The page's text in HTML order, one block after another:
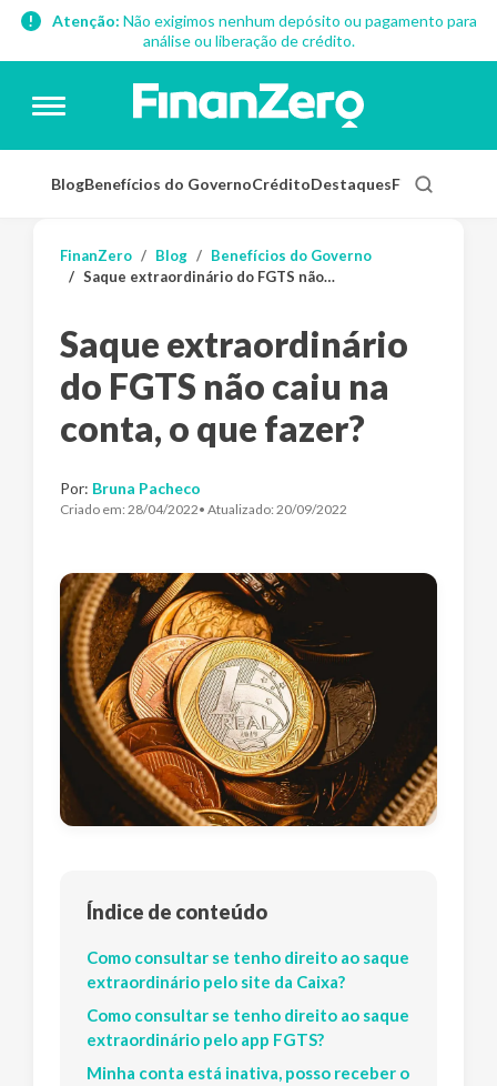
Atenção: Não exigimos nenhum depósito ou pagamento para
análise ou liberação de crédito.
BlogBenefícios do GovernoCréditoDestaquesFinanças
FinanZero Blog
Benefícios do Governo
Saque extraordinário do FGTS não caiu na conta, o que fazer?
Saque extraordinário
do FGTS não caiu na
conta, o que fazer?
Por: Bruna Pacheco
Criado em: 28/04/2022• Atualizado: 20/09/2022
Índice de conteúdo
Como consultar se tenho direito ao saque
extraordinário pelo site da Caixa?
Como consultar se tenho direito ao saque
extraordinário pelo app FGTS?
Minha conta está inativa, posso receber o